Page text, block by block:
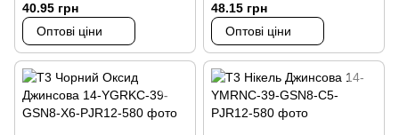
40.95 грн
Оптові ціни
48.15 грн
Оптові ціни